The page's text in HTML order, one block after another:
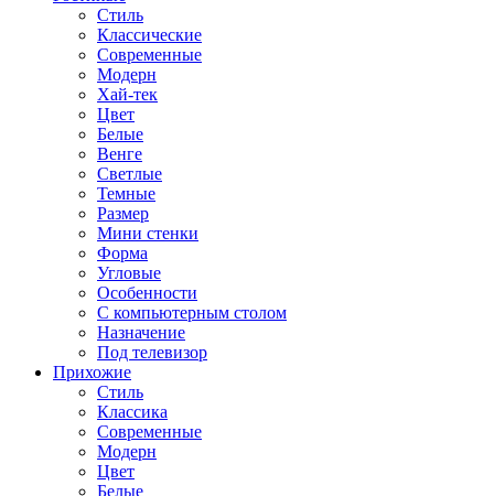
Стиль
Классические
Современные
Модерн
Хай-тек
Цвет
Белые
Венге
Светлые
Темные
Размер
Мини стенки
Форма
Угловые
Особенности
С компьютерным столом
Назначение
Под телевизор
Прихожие
Стиль
Классика
Современные
Модерн
Цвет
Белые